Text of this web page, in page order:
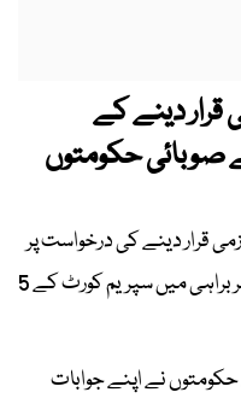
قرار دینے کے
صوبائی حکومتوں
قرار دینے کی درخواست پر
سماعت جسٹس امین الدین خان کی سربراہی میں سپریم کورٹ کے 5
نے اپنے جوابات